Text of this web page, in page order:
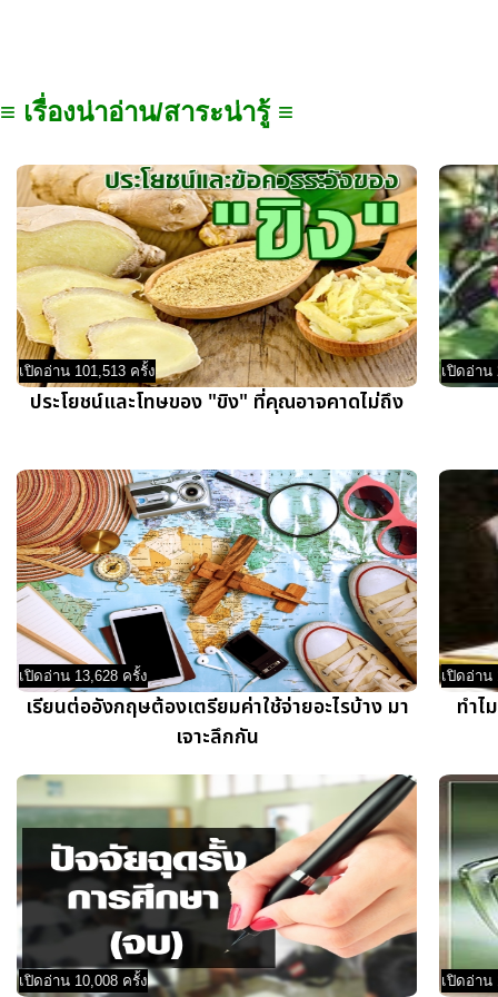
≡ เรื่องน่าอ่าน/สาระน่ารู้ ≡
เปิดอ่าน 101,513 ครั้ง
ประโยชน์และโทษของ "ขิง" ที่คุณอาจคาดไม่ถึง
เปิดอ่าน
เปิดอ่าน 13,628 ครั้ง
เรียนต่ออังกฤษต้องเตรียมค่าใช้จ่ายอะไรบ้าง มา
เจาะลึกกัน
เปิดอ่าน
ทำไ
เปิดอ่าน 10,008 ครั้ง เปิดอ่าน